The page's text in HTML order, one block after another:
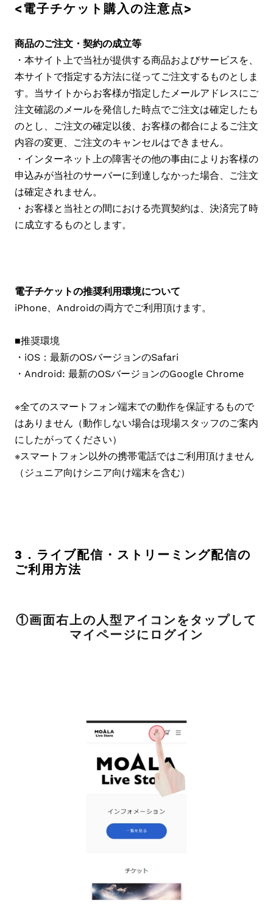
<電子チケット購入の注意点>
商品のご注文・契約の成立等
・本サイト上で当社が提供する商品およびサービスを、
本サイトで指定する方法に従ってご注文するものとしま
す。当サイトからお客様が指定したメールアドレスにご
注文確認のメールを発信した時点でご注文は確定したも
のとし、ご注文の確定以後、お客様の都合によるご注文
内容の変更、ご注文のキャンセルはできません。
・インターネット上の障害その他の事由によりお客様の
申込みが当社のサーバーに到達しなかった場合、ご注文
は確定されません。
・お客様と当社との間における売買契約は、決済完了時
に成立するものとします。
電子チケットの推奨利用環境について
iPhone、Androidの両方でご利用頂けます。
■推奨環境
・iOS：最新のOSバージョンのSafari
・Android: 最新のOSバージョンのGoogle Chrome
※全てのスマートフォン端末での動作を保証するもので
はありません（動作しない場合は現場スタッフのご案内
にしたがってください）
※スマートフォン以外の携帯電話ではご利用頂けません
（ジュニア向けシニア向け端末を含む）
3．ライブ配信・ストリーミング配信の
ご利用方法
①画面右上の人型アイコンをタップして
マイページにログイン